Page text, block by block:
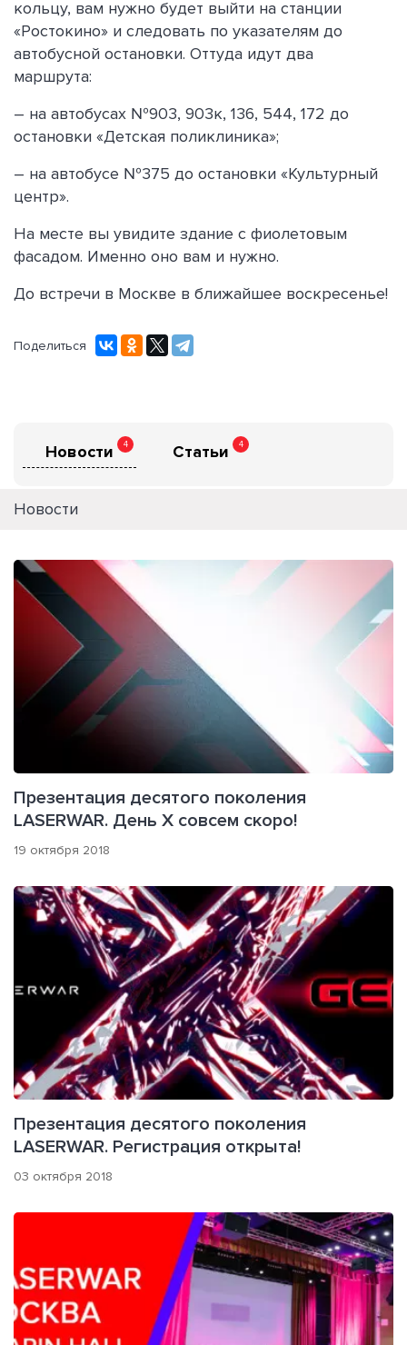
кольцу, вам нужно будет выйти на станции
«Ростокино» и следовать по указателям до
автобусной остановки. Оттуда идут два
маршрута:
– на автобусах №903, 903к, 136, 544, 172 до
остановки «Детская поликлиника»;
– на автобусе №375 до остановки «Культурный
центр».
На месте вы увидите здание с фиолетовым
фасадом. Именно оно вам и нужно.
До встречи в Москве в ближайшее воскресенье!
Поделиться
Новости 4 Статьи 4
Новости
Презентация десятого поколения
LASERWAR. День X совсем скоро!
19 октября 2018
Презентация десятого поколения
LASERWAR. Регистрация открыта!
03 октября 2018